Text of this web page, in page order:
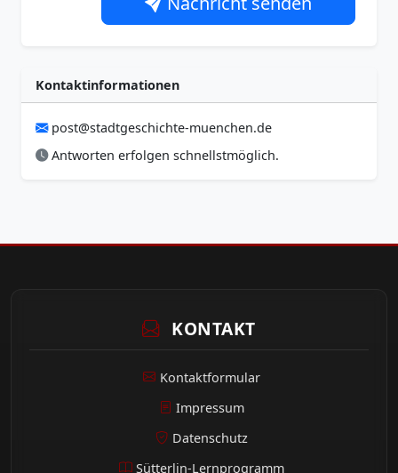
Kontaktinformationen
post@stadtgeschichte-muenchen.de
Antworten erfolgen schnellstmöglich.
KONTAKT
Kontaktformular
Impressum
Datenschutz
Sütterlin-Lernprogramm